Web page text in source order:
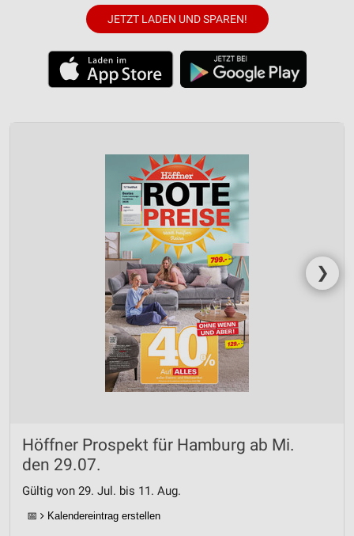
JETZT LADEN UND SPAREN!
❯
Höffner Prospekt für Hamburg ab Mi.
den 29.07.
Gültig von 29. Jul. bis 11. Aug.
📅 Kalendereintrag erstellen